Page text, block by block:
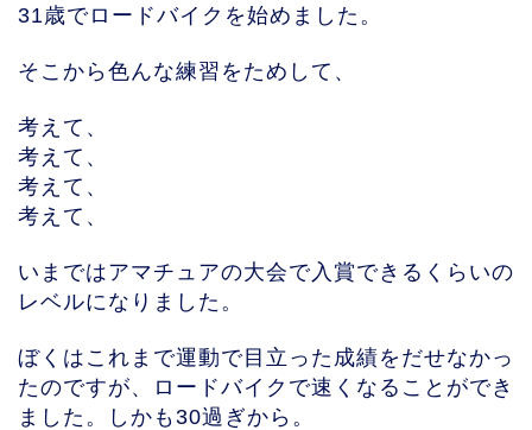
31歳でロードバイクを始めました。
そこから色んな練習をためして、
考えて、
考えて、
考えて、
考えて、
いまではアマチュアの大会で入賞できるくらいの
レベルになりました。
ぼくはこれまで運動で目立った成績をだせなかっ
たのですが、ロードバイクで速くなることができ
ました。しかも30過ぎから。